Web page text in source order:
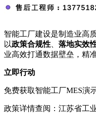
智能工厂建设是制造业高
以政策合规性 落地实效
业高效打通数据壁垒，精
立即行动
免费获取智能工厂MES演
政策详情查阅：江苏省工